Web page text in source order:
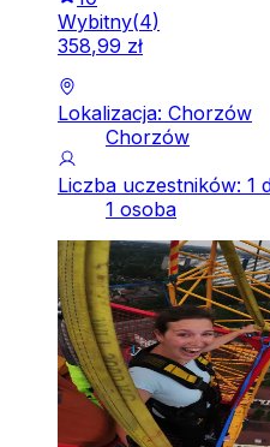
Wybitny(4)
358,99 zł
Lokalizacja: Chorzów
Chorzów
Liczba uczestników: 1
1 osoba